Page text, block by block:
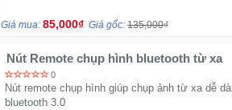
Giá mua: 85,000₫ Giá gốc: 135,000₫
Nút Remote chụp hình bluetooth từ xa
0
Nút remote chụp hình giúp chụp ảnh từ xa dễ
bluetooth 3.0